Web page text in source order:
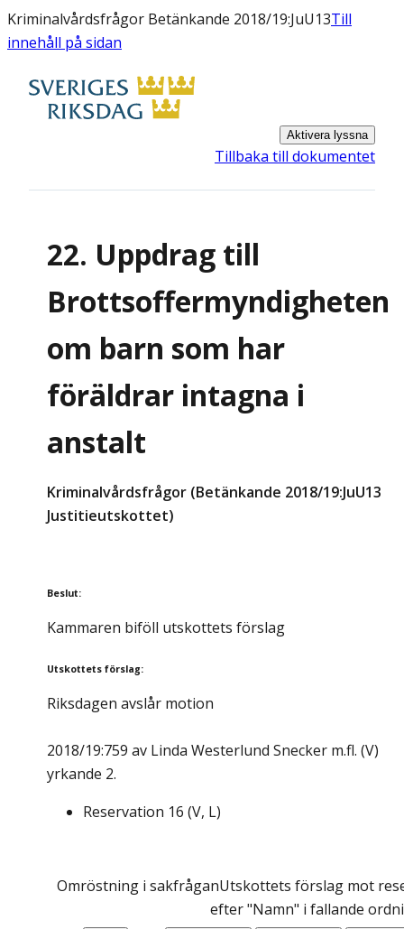
Kriminalvårdsfrågor Betänkande 2018/19:JuU13Till
innehåll på sidan
Aktivera lyssna
Tillbaka till dokumentet
22. Uppdrag till
Brottsoffermyndigheten
om barn som har
föräldrar intagna i
anstalt
Kriminalvårdsfrågor (Betänkande 2018/19:JuU13
Justitieutskottet)
Beslut:
Kammaren biföll utskottets förslag
Utskottets förslag:
Riksdagen avslår motion
2018/19:759 av Linda Westerlund Snecker m.fl. (V)
yrkande 2.
Reservation 16 (V, L)
Omröstning i sakfråganUtskottets förslag mot
efter "Namn" i fallande